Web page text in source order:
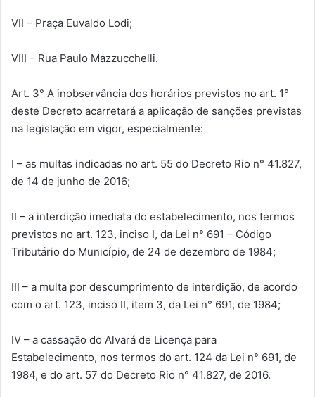
VII – Praça Euvaldo Lodi;
VIII – Rua Paulo Mazzucchelli.
Art. 3° A inobservância dos horários previstos no art. 1°
deste Decreto acarretará a aplicação de sanções previstas
na legislação em vigor, especialmente:
I – as multas indicadas no art. 55 do Decreto Rio n° 41.827,
de 14 de junho de 2016;
II – a interdição imediata do estabelecimento, nos termos
previstos no art. 123, inciso I, da Lei n° 691 – Código
Tributário do Município, de 24 de dezembro de 1984;
III – a multa por descumprimento de interdição, de acordo
com o art. 123, inciso II, item 3, da Lei n° 691, de 1984;
IV – a cassação do Alvará de Licença para
Estabelecimento, nos termos do art. 124 da Lei n° 691, de
1984, e do art. 57 do Decreto Rio n° 41.827, de 2016.